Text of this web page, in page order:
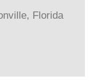
Florida